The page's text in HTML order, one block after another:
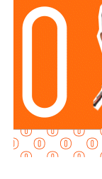
es que no
requisitos “,
Martínez Acosta
disposición
y pueda operar
exista una
“No es un tema
buscamos que